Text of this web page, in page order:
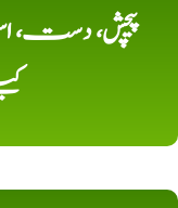
پیچش، دست،